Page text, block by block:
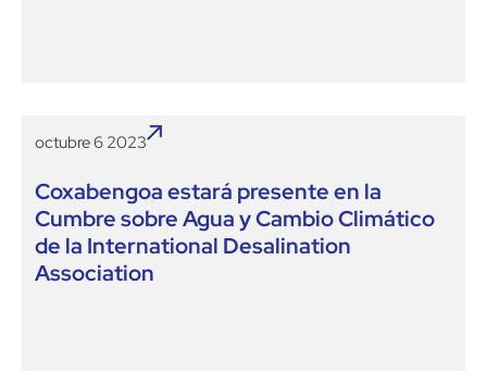
octubre 6 2023
Coxabengoa estará presente en la
Cumbre sobre Agua y Cambio Climático
de la International Desalination
Association